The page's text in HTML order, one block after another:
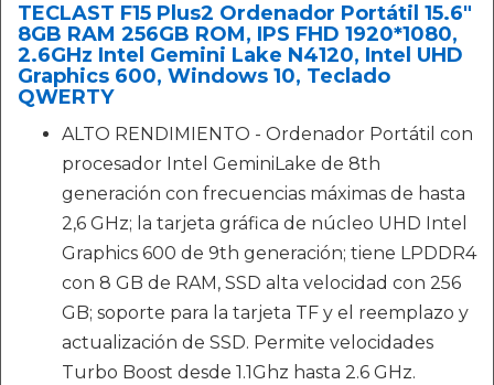
TECLAST F15 Plus2 Ordenador Portátil 15.6"
8GB RAM 256GB ROM, IPS FHD 1920*1080,
2.6GHz Intel Gemini Lake N4120, Intel UHD
Graphics 600, Windows 10, Teclado
QWERTY
ALTO RENDIMIENTO - Ordenador Portátil con
procesador Intel GeminiLake de 8th
generación con frecuencias máximas de hasta
2,6 GHz; la tarjeta gráfica de núcleo UHD Intel
Graphics 600 de 9th generación; tiene LPDDR4
con 8 GB de RAM, SSD alta velocidad con 256
GB; soporte para la tarjeta TF y el reemplazo y
actualización de SSD. Permite velocidades
Turbo Boost desde 1.1Ghz hasta 2.6 GHz.